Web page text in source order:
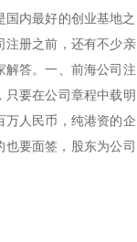
内最好的创业基地之
注册之前，还有不少亲
解答。一、前海公司注
只要在公司章程中载明
万人民币，纯港资的企
要面签，股东为公司